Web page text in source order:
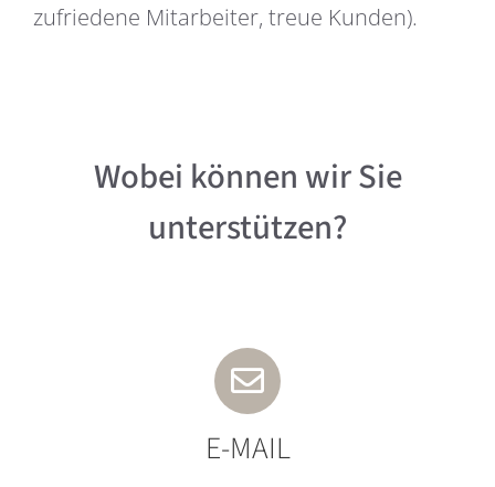
zufriedene Mitarbeiter, treue Kunden).
Wobei können wir Sie
unterstützen?
E-MAIL